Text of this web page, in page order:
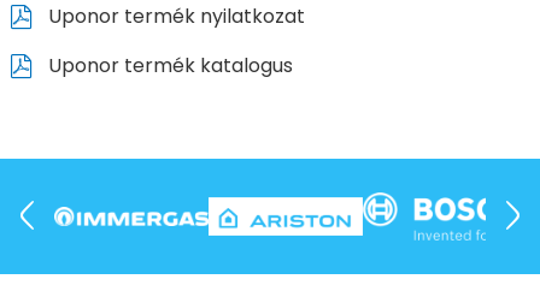
Uponor termék nyilatkozat
Uponor termék katalogus